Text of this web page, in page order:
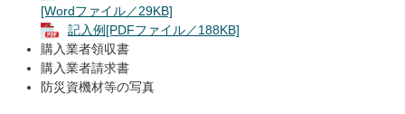
[Wordファイル／29KB]
記入例[PDFファイル／188KB]
購入業者領収書
購入業者請求書
防災資機材等の写真